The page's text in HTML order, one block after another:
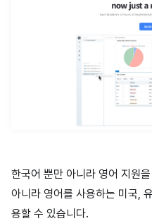
한국어 뿐만 아니라 영어 지원
아니라 영어를 사용하는 미국,
용할 수 있습니다.